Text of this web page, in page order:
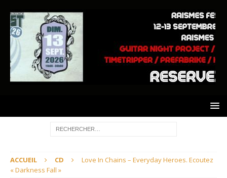
ACCUEIL CD
Love In Chains – Everyday Heroes. Ecoutez
« Darkness Fall »